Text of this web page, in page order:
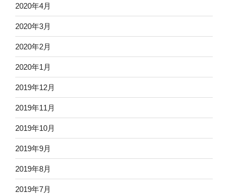
2020年4月
2020年3月
2020年2月
2020年1月
2019年12月
2019年11月
2019年10月
2019年9月
2019年8月
2019年7月